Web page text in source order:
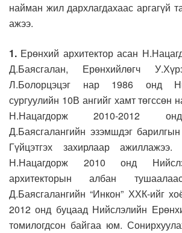
найман жил дархлагдахаас аргагүй
ажээ.
1. Ерөнхий архитектор асан
Д.Баясгалан, Ерөнхийлөгч
Л.Болорцэцэг нар 1986 онд
сургуулийн 10В ангийг хамт төгссөн
Н.Нацагдорж 2010-2012
Д.Баясгалангийн эзэмшдэг
Гүйцэтгэх захирлаар
Н.Нацагдорж 2010 онд
архитекторын албан
Д.Баясгалангийн “Инкон” ХХК-ийг
2012 онд буцаад Нийслэлийн
томилогдсон байгаа юм.